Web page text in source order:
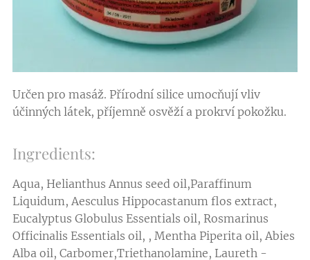
Určen pro masáž. Přírodní silice umocňují vliv
účinných látek, příjemně osvěží a prokrví pokožku.
Ingredients:
Aqua, Helianthus Annus seed oil,Paraffinum
Liquidum, Aesculus Hippocastanum flos extract,
Eucalyptus Globulus Essentials oil, Rosmarinus
Officinalis Essentials oil, , Mentha Piperita oil, Abies
Alba oil, Carbomer,Triethanolamine, Laureth -